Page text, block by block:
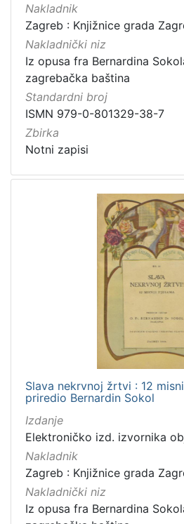
Nakladnik
Zagreb : Knjižnice grada
Nakladnički niz
Iz opusa fra Bernardina
zagrebačka baština
Standardni broj
ISMN 979-0-801329-38-7
Zbirka
Notni zapisi
Slava nekrvnoj žrtvi : 12
priredio Bernardin Sokol
Izdanje
Elektroničko izd. izvornika
Nakladnik
Zagreb : Knjižnice grada
Nakladnički niz
Iz opusa fra Bernardina